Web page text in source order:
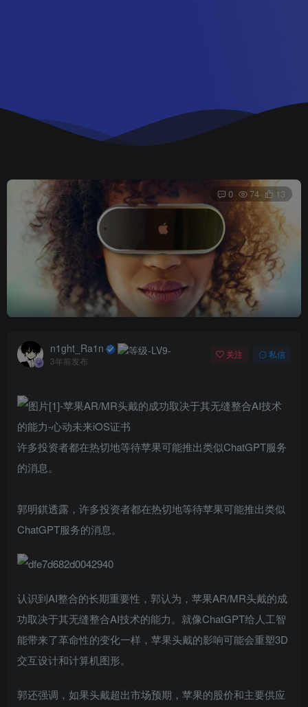
0 74 13
n1ght_Ra1n
3年前发布
关注 私信
许多投资者都在热切地等待苹果可能推出类似ChatGPT服务
的消息。
郭明錤透露，许多投资者都在热切地等待苹果可能推出类似
ChatGPT服务的消息。
认识到AI整合的长期重要性，郭认为，苹果AR/MR头戴的成
功取决于其无缝整合AI技术的能力。就像ChatGPT给人工智
能带来了革命性的变化一样，苹果头戴的影响可能会重塑3D
交互设计和计算机图形。
郭还强调，如果头戴超出市场预期，苹果的股价和主要供应